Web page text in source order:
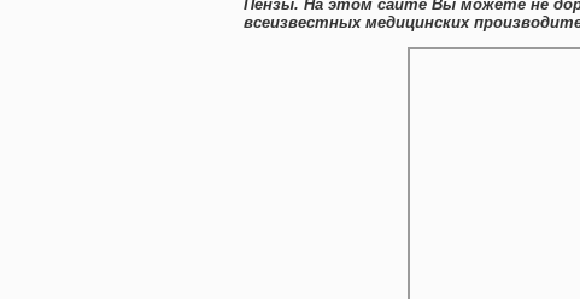
Пензы. На этом сайте Вы можете не
всеизвестных медицинских